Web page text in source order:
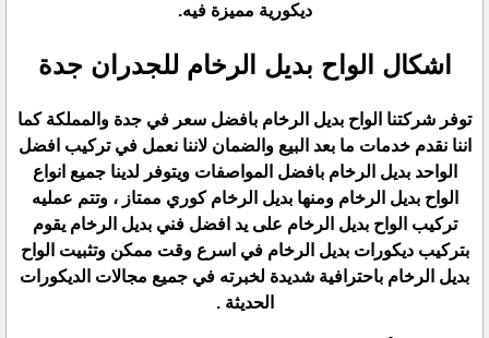
ديكورية مميزة فيه.
اشكال الواح بديل الرخام للجدران جدة
توفر شركتنا الواح بديل الرخام بافضل سعر في جدة والمملكة كما
اننا نقدم خدمات ما بعد البيع والضمان لاننا نعمل في تركيب افضل
الواحد بديل الرخام بافضل المواصفات ويتوفر لدينا جميع انواع
الواح بديل الرخام ومنها بديل الرخام كوري ممتاز ، وتتم عمليه
تركيب الواح بديل الرخام على يد افضل فني بديل الرخام يقوم
بتركيب ديكورات بديل الرخام في اسرع وقت ممكن وتثبيت الواح
بديل الرخام باحترافية شديدة لخبرته في جميع مجالات الديكورات
الحديثة .